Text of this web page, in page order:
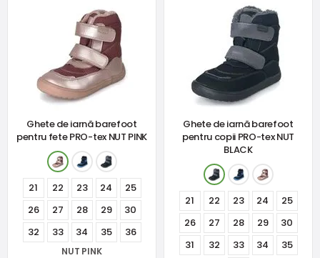
Ghete de iarnă barefoot
pentru fete PRO-tex NUT PINK
21 22 23 24
25
26
27 28 29
30
32
33 34 35 36
NUT PINK
Ghete de iarnă barefoot
pentru copii PRO-tex NUT
BLACK
21 22 23 24
25
26
27 28 29
30
31
32 33 34
35